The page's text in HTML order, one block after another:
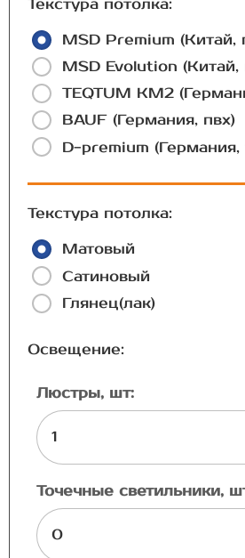
Текстура потолка:
MSD Premium (Китай,
MSD Evolution (Китай,
TEQTUM КМ2
BAUF (Германия, пвх)
D-premium (Германия,
Текстура потолка:
Матовый
Сатиновый
Глянец(лак)
Освещение:
Люстры, шт:
Точечные светильники,